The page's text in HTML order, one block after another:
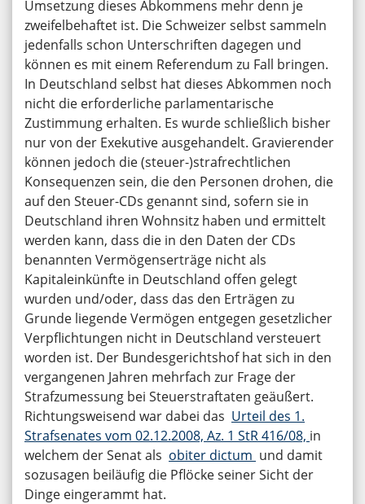
Umsetzung dieses Abkommens mehr denn je
zweifelbehaftet ist. Die Schweizer selbst sammeln
jedenfalls schon Unterschriften dagegen und
können es mit einem Referendum zu Fall bringen.
In Deutschland selbst hat dieses Abkommen noch
nicht die erforderliche parlamentarische
Zustimmung erhalten. Es wurde schließlich bisher
nur von der Exekutive ausgehandelt. Gravierender
können jedoch die (steuer-)strafrechtlichen
Konsequenzen sein, die den Personen drohen, die
auf den Steuer-CDs genannt sind, sofern sie in
Deutschland ihren Wohnsitz haben und ermittelt
werden kann, dass die in den Daten der CDs
benannten Vermögenserträge nicht als
Kapitaleinkünfte in Deutschland offen gelegt
wurden und/oder, dass das den Erträgen zu
Grunde liegende Vermögen entgegen gesetzlicher
Verpflichtungen nicht in Deutschland versteuert
worden ist. Der Bundesgerichtshof hat sich in den
vergangenen Jahren mehrfach zur Frage der
Strafzumessung bei Steuerstraftaten geäußert.
Richtungsweisend war dabei das Urteil des 1.
Strafsenates vom 02.12.2008, Az. 1 StR 416/08, in
welchem der Senat als obiter dictum und damit
sozusagen beiläufig die Pflöcke seiner Sicht der
Dinge eingerammt hat.